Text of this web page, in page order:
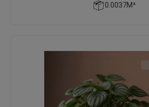
0.0037M³